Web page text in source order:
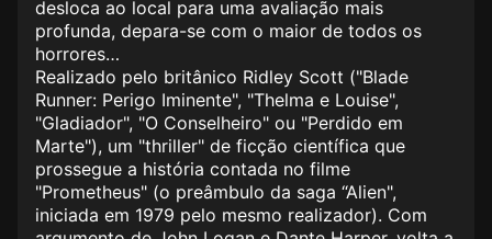
desloca ao local para uma avaliação mais
profunda, depara-se com o maior de todos os
horrores…
Realizado pelo britânico Ridley Scott ("Blade
Runner: Perigo Iminente", "Thelma e Louise",
"Gladiador", "O Conselheiro" ou "Perdido em
Marte"), um "thriller" de ficção científica que
prossegue a história contada no filme
"Prometheus" (o preâmbulo da saga “Alien",
iniciada em 1979 pelo mesmo realizador). Com